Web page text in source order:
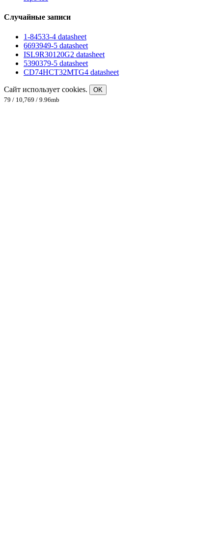
Случайные записи
1-84533-4 datasheet
6693949-5 datasheet
ISL9R30120G2 datasheet
5390379-5 datasheet
CD74HCT32MTG4 datasheet
Сайт использует cookies.
OK
79 / 10,769 / 9.96mb